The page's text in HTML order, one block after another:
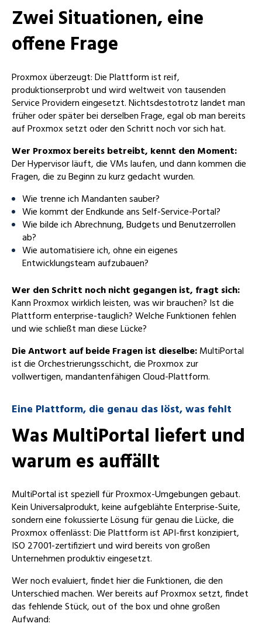
Zwei Situationen, eine
offene Frage
Proxmox überzeugt: Die Plattform ist reif,
produktionserprobt und wird weltweit von tausenden
Service Providern eingesetzt. Nichtsdestotrotz landet man
früher oder später bei derselben Frage, egal ob man bereits
auf Proxmox setzt oder den Schritt noch vor sich hat.
Wer Proxmox bereits betreibt, kennt den Moment:
Der Hypervisor läuft, die VMs laufen, und dann kommen die
Fragen, die zu Beginn zu kurz gedacht wurden.
Wie trenne ich Mandanten sauber?
Wie kommt der Endkunde ans Self-Service-Portal?
Wie bilde ich Abrechnung, Budgets und Benutzerrollen
ab?
Wie automatisiere ich, ohne ein eigenes
Entwicklungsteam aufzubauen?
Wer den Schritt noch nicht gegangen ist, fragt sich:
Kann Proxmox wirklich leisten, was wir brauchen? Ist die
Plattform enterprise-tauglich? Welche Funktionen fehlen
und wie schließt man diese Lücke?
Die Antwort auf beide Fragen ist dieselbe:MultiPortal
ist die Orchestrierungsschicht, die Proxmox zur
vollwertigen, mandantenfähigen Cloud-Plattform.
Eine Plattform, die genau das löst, was fehlt
Was MultiPortal liefert und
warum es auffällt
MultiPortal ist speziell für Proxmox-Umgebungen gebaut.
Kein Universalprodukt, keine aufgeblähte Enterprise-Suite,
sondern eine fokussierte Lösung für genau die Lücke, die
Proxmox offenlässt: Die Plattform ist API-first konzipiert,
ISO 27001-zertifiziert und wird bereits von großen
Unternehmen produktiv eingesetzt.
Wer noch evaluiert, findet hier die Funktionen, die den
Unterschied machen. Wer bereits auf Proxmox setzt, findet
das fehlende Stück, out of the box und ohne großen
Aufwand: